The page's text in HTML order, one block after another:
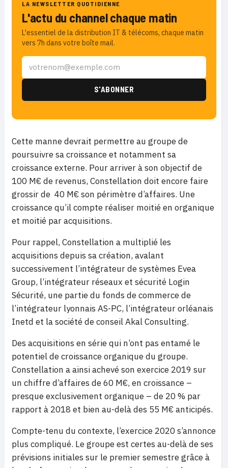
LA NEWSLETTER QUOTIDIENNE
L'actu du channel chaque matin
L'essentiel de la distribution IT & télécoms, chaque matin
vers 7h dans votre boîte mail.
Cette manne devrait permettre au groupe de
poursuivre sa croissance et notamment sa
croissance externe. Pour arriver à son objectif de
100 M€ de revenus, Constellation doit encore faire
grossir de 40 M€ son périmètre d’affaires. Une
croissance qu’il compte réaliser moitié en organique
et moitié par acquisitions.
Pour rappel, Constellation a multiplié les
acquisitions depuis sa création, avalant
successivement l’intégrateur de systèmes Evea
Group, l’intégrateur réseaux et sécurité Login
Sécurité, une partie du fonds de commerce de
l’intégrateur lyonnais AS-PC, l’intégrateur orléanais
Inetd et la société de conseil Akal Consulting.
Des acquisitions en série qui n’ont pas entamé le
potentiel de croissance organique du groupe.
Constellation a ainsi achevé son exercice 2019 sur
un chiffre d’affaires de 60 M€, en croissance –
presque exclusivement organique – de 20 % par
rapport à 2018 et bien au-delà des 55 M€ anticipés.
Compte-tenu du contexte, l’exercice 2020 s’annonce
plus compliqué. Le groupe est certes au-delà de ses
prévisions initiales sur le premier semestre grâce à